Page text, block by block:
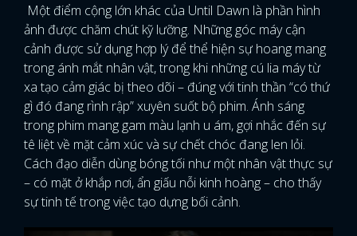
Một điểm cộng lớn khác của Until Dawn là phần hình
ảnh được chăm chút kỹ lưỡng. Những góc máy cận
cảnh được sử dụng hợp lý để thể hiện sự hoang mang
trong ánh mắt nhân vật, trong khi những cú lia máy từ
xa tạo cảm giác bị theo dõi – đúng với tinh thần “có thứ
gì đó đang rình rập” xuyên suốt bộ phim. Ánh sáng
trong phim mang gam màu lạnh u ám, gợi nhắc đến sự
tê liệt về mặt cảm xúc và sự chết chóc đang len lỏi.
Cách đạo diễn dùng bóng tối như một nhân vật thực sự
– có mặt ở khắp nơi, ẩn giấu nỗi kinh hoàng – cho thấy
sự tinh tế trong việc tạo dựng bối cảnh.